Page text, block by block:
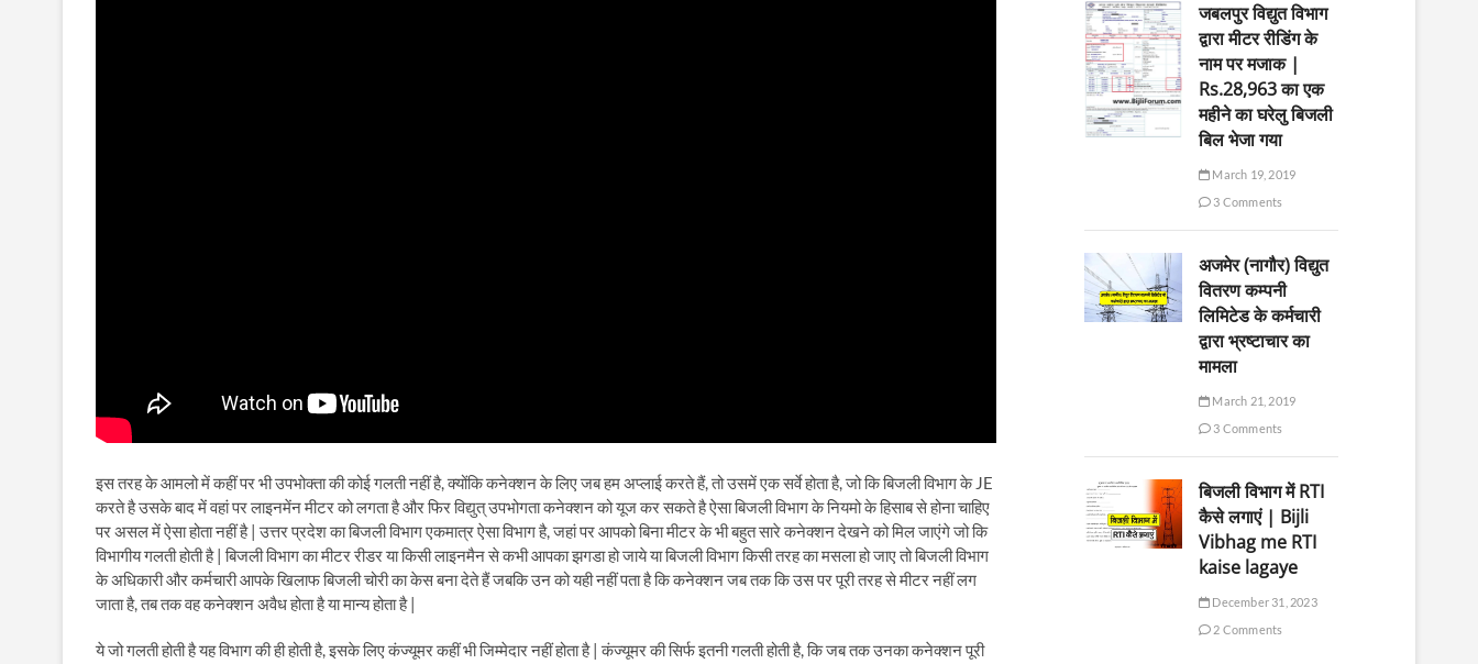
इस तरह के आमलो में कहीं पर भी उपभोक्ता की कोई गलती नहीं है, क्योंकि कनेक्शन के लिए जब हम अप्लाई करते हैं, तो उसमें एक सर्वे होता है, जो कि बिजली विभाग के JE
करते है उसके बाद में वहां पर लाइनमेंन मीटर को लगता है और फिर विद्युत् उपभोगता कनेक्शन को यूज कर सकते है ऐसा बिजली विभाग के नियमो के हिसाब से होना चाहिए
पर असल में ऐसा होता नहीं है | उत्तर प्रदेश का बिजली विभाग एकमात्र ऐसा विभाग है, जहां पर आपको बिना मीटर के भी बहुत सारे कनेक्शन देखने को मिल जाएंगे जो कि
विभागीय गलती होती है | बिजली विभाग का मीटर रीडर या किसी लाइनमैन से कभी आपका झगडा हो जाये या बिजली विभाग किसी तरह का मसला हो जाए तो बिजली विभाग
के अधिकारी और कर्मचारी आपके खिलाफ बिजली चोरी का केस बना देते हैं जबकि उन को यही नहीं पता है कि कनेक्शन जब तक कि उस पर पूरी तरह से मीटर नहीं लग
जाता है, तब तक वह कनेक्शन अवैध होता है या मान्य होता है |
ये जो गलती होती है यह विभाग की ही होती है, इसके लिए कंज्यूमर कहीं भी जिम्मेदार नहीं होता है | कंज्यूमर की सिर्फ इतनी गलती होती है, कि जब तक उनका कनेक्शन पूरी
जबलपुर विद्युत विभाग
द्वारा मीटर रीडिंग के
नाम पर मजाक |
Rs.28,963 का एक
महीने का घरेलु बिजली
बिल भेजा गया
March 19, 2019
3 Comments
अजमेर (नागौर) विद्युत
वितरण कम्पनी
लिमिटेड के कर्मचारी
द्वारा भ्रष्टाचार का
मामला
March 21, 2019
3 Comments
बिजली विभाग में RTI
कैसे लगाएं | Bijli
Vibhag me RTI
kaise lagaye
December 31, 2023
2 Comments